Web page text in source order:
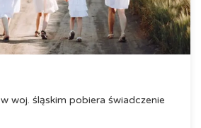
woj. śląskim pobiera świadczenie